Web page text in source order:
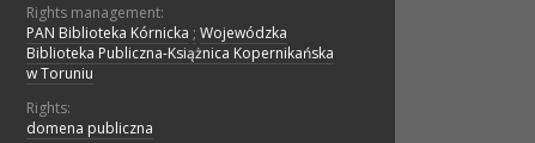
Rights management:
PAN Biblioteka Kórnicka ; Wojewódzka
Biblioteka Publiczna-Książnica Kopernikańska
w Toruniu
Rights:
domena publiczna